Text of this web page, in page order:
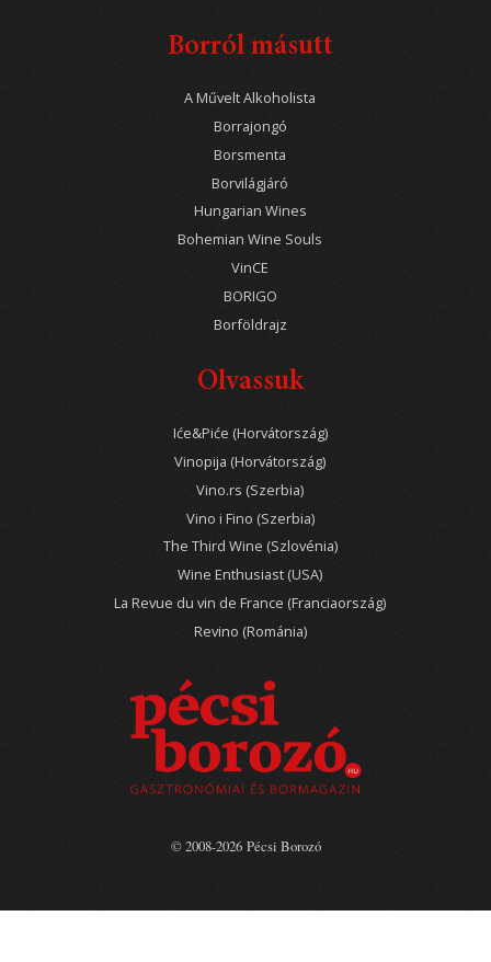
Borról másutt
A Művelt Alkoholista
Borrajongó
Borsmenta
Borvilágjáró
Hungarian Wines
Bohemian Wine Souls
VinCE
BORIGO
Borföldrajz
Olvassuk
Iće&Piće (Horvátország)
Vinopija (Horvátország)
Vino.rs (Szerbia)
Vino i Fino (Szerbia)
The Third Wine (Szlovénia)
Wine Enthusiast (USA)
La Revue du vin de France (Franciaország)
Revino (Románia)
© 2008-2026 Pécsi Borozó